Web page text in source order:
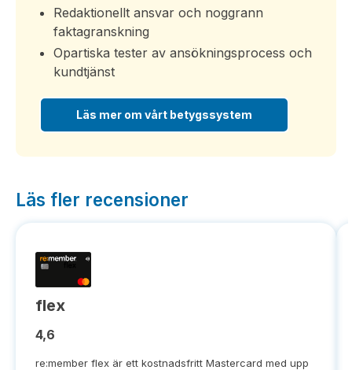
Redaktionellt ansvar och noggrann
faktagranskning
Opartiska tester av ansökningsprocess och
kundtjänst
Läs mer om vårt betygssystem
Läs fler recensioner
flex
4,6
re:member flex är ett kostnadsfritt Mastercard med upp